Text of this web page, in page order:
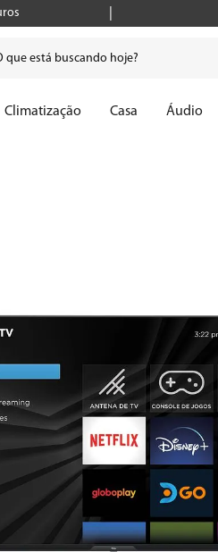
Climatização Casa Áudio
panificadora
9º forno
10º ventilador